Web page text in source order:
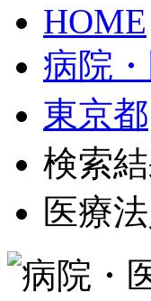
HOME
病院
東京都
検索
医療